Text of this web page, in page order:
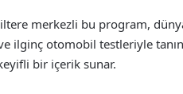
merkezli bu program,
ilginç otomobil testleriyle
bir içerik sunar.